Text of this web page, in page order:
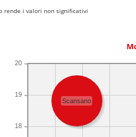
rende i valori non significativi
18
19
20
Scansano